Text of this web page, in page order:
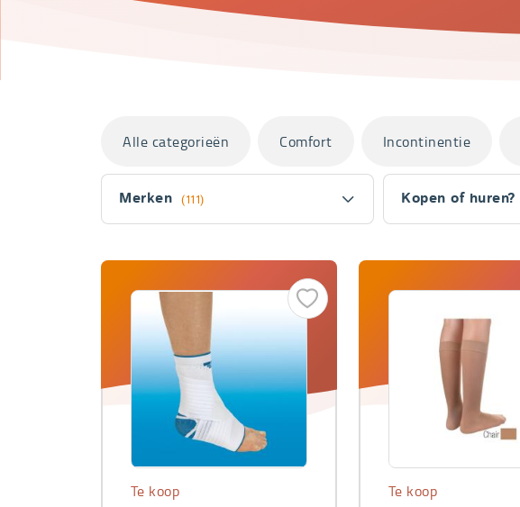
section
Filter
Merken (111) Kopen of huren?
Alle categorieën Comfort Incontinentie
Producten
Te koop Te koop